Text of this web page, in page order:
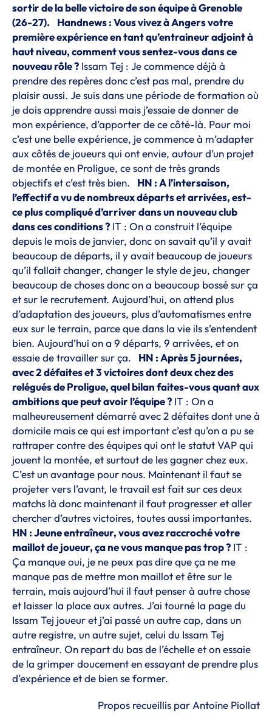
sortir de la belle victoire de son équipe à Grenoble
(26-27).
Handnews : Vous vivez à Angers votre
première expérience en tant qu’entraineur adjoint à
haut niveau, comment vous sentez-vous dans ce
nouveau rôle ? Issam Tej : Je commence déjà à
prendre des repères donc c’est pas mal, prendre du
plaisir aussi. Je suis dans une période de formation où
je dois apprendre aussi mais j’essaie de donner de
mon expérience, d’apporter de ce côté-là. Pour moi
c’est une belle expérience, je commence à m’adapter
aux côtés de joueurs qui ont envie, autour d’un projet
de montée en Proligue, ce sont de très grands
objectifs et c’est très bien. HN : A l’intersaison,
l’effectif a vu de nombreux départs et arrivées, est-
ce plus compliqué d’arriver dans un nouveau club
dans ces conditions ? IT : On a construit l’équipe
depuis le mois de janvier, donc on savait qu’il y avait
beaucoup de départs, il y avait beaucoup de joueurs
qu’il fallait changer, changer le style de jeu, changer
beaucoup de choses donc on a beaucoup bossé sur ça
et sur le recrutement. Aujourd’hui, on attend plus
d’adaptation des joueurs, plus d’automatismes entre
eux sur le terrain, parce que dans la vie ils s’entendent
bien. Aujourd’hui on a 9 départs, 9 arrivées, et on
essaie de travailler sur ça. HN : Après 5 journées,
avec 2 défaites et 3 victoires dont deux chez des
relégués de Proligue, quel bilan faites-vous quant aux
ambitions que peut avoir l’équipe ? IT : On a
malheureusement démarré avec 2 défaites dont une à
domicile mais ce qui est important c’est qu’on a pu se
rattraper contre des équipes qui ont le statut VAP qui
jouent la montée, et surtout de les gagner chez eux.
C’est un avantage pour nous. Maintenant il faut se
projeter vers l’avant, le travail est fait sur ces deux
matchs là donc maintenant il faut progresser et aller
chercher d’autres victoires, toutes aussi importantes.
HN : Jeune entraîneur, vous avez raccroché votre
maillot de joueur, ça ne vous manque pas trop ? IT :
Ça manque oui, je ne peux pas dire que ça ne me
manque pas de mettre mon maillot et être sur le
terrain, mais aujourd’hui il faut penser à autre chose
et laisser la place aux autres. J’ai tourné la page du
Issam Tej joueur et j’ai passé un autre cap, dans un
autre registre, un autre sujet, celui du Issam Tej
entraîneur. On repart du bas de l’échelle et on essaie
de la grimper doucement en essayant de prendre plus
d’expérience et de bien se former.
Propos recueillis par Antoine Piollat